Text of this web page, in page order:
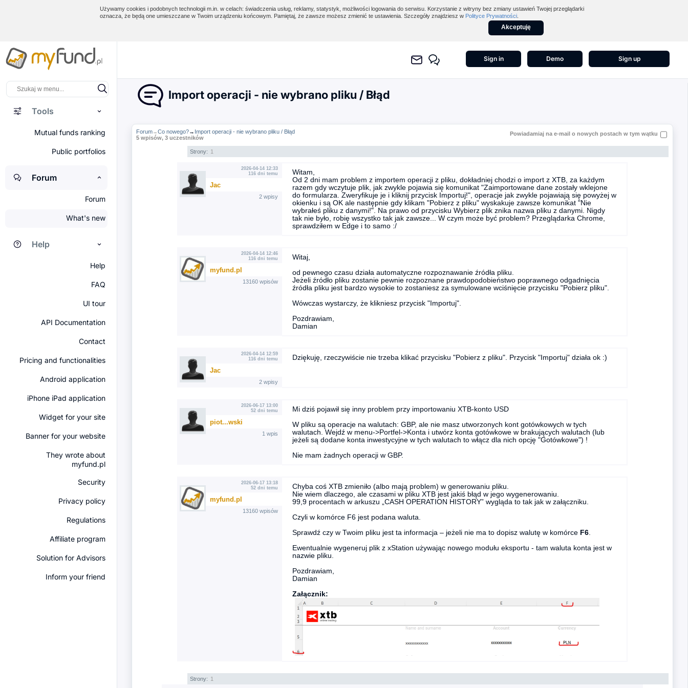
Używamy cookies i podobnych technologii m.in. w celach: świadczenia usług, reklamy, statystyk, możliwości logowania do serwisu. Korzystanie z witryny bez zmiany ustawień Twojej przeglądarki
oznacza, że będą one umieszczane w Twoim urządzeniu końcowym. Pamiętaj, że zawsze możesz zmienić te ustawienia. Szczegóły znajdziesz w Polityce Prywatności
Akceptuję
Tools
Mutual funds ranking
Public portfolios
Forum
Forum
What's new
Help
Help
FAQ
UI tour
API Documentation
Contact
Pricing and functionalities
Android application
iPhone iPad application
Widget for your site
Banner for your website
They wrote about
myfund.pl
Security
Privacy policy
Regulations
Affiliate program
Solution for Advisors
Inform your friend
Sign in Demo Sign up
Import operacji - nie wybrano pliku / Błąd
Forum→Co nowego?→ Import operacji - nie wybrano pliku / Błąd
5 wpisów, 3 uczestników
Powiadamiaj na e-mail o nowych postach w tym wątku
Strony: 1
2026-04-14 12:33
116 dni temu
Jac
2 wpisy
Witam,
Od 2 dni mam problem z importem operacji z pliku, dokładniej chodzi o import z XTB, za każdym
razem gdy wczytuje plik, jak zwykle pojawia się komunikat "Zaimportowane dane zostały wklejone
do formularza. Zweryfikuje je i kliknij przycisk Importuj!", operacje jak zwykle pojawiają się powyżej w
okienku i są OK ale następnie gdy klikam "Pobierz z pliku" wyskakuje zawsze komunikat "Nie
wybrałeś pliku z danymi!". Na prawo od przycisku Wybierz plik znika nazwa pliku z danymi. Nigdy
tak nie było, robię wszystko tak jak zawsze... W czym może być problem? Przeglądarka Chrome,
sprawdziłem w Edge i to samo :/
2026-04-14 12:46
116 dni temu
myfund.pl
13160 wpisów
Witaj,
od pewnego czasu działa automatyczne rozpoznawanie źródła pliku.
Jeżeli źródło pliku zostanie pewnie rozpoznane prawdopodobieństwo poprawnego odgadnięcia
źródła pliku jest bardzo wysokie to zostaniesz za symulowane wciśnięcie przycisku "Pobierz pliku".
Wówczas wystarczy, że klikniesz przycisk "Importuj".
Pozdrawiam,
Damian
2026-04-14 12:59
116 dni temu
Jac
2 wpisy
Dziękuję, rzeczywiście nie trzeba klikać przycisku "Pobierz z pliku". Przycisk "Importuj" działa ok :)
2026-06-17 13:00
52 dni temu
piot...wski
1 wpis
Mi dziś pojawił się inny problem przy importowaniu XTB-konto USD
W pliku są operacje na walutach: GBP, ale nie masz utworzonych kont gotówkowych w tych
walutach. Wejdź w menu->Portfel->Konta i utwórz konta gotówkowe w brakujących walutach (lub
jeżeli są dodane konta inwestycyjne w tych walutach to włącz dla nich opcję "Gotówkowe") !
Nie mam żadnych operacji w GBP.
2026-06-17 13:18
52 dni temu
myfund.pl
13160 wpisów
Chyba coś XTB zmieniło (albo mają problem) w generowaniu pliku.
Nie wiem dlaczego, ale czasami w pliku XTB jest jakiś błąd w jego wygenerowaniu.
99,9 procentach w arkuszu „CASH OPERATION HISTORY” wygląda to tak jak w załączniku.
Czyli w komórce F6 jest podana waluta.
Sprawdź czy w Twoim pliku jest ta informacja – jeżeli nie ma to dopisz walutę w komórce F6.
Ewentualnie wygeneruj plik z xStation używając nowego modułu eksportu - tam waluta konta jest w
nazwie pliku.
Pozdrawiam,
Damian
Załącznik:
Strony: 1